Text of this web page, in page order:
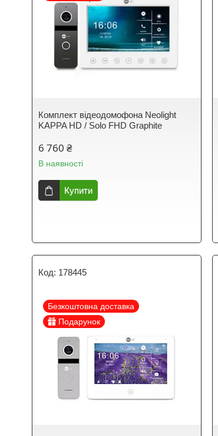
Комплект відеодомофона Neolight
KAPPA HD / Solo FHD Graphite
6 760 ₴
В наявності
Купити
178445
Безкоштовна доставка
Подарунок